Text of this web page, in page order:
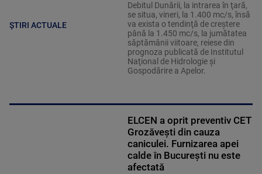
ȘTIRI ACTUALE
Debitul Dunării, la intrarea în ţară,
se situa, vineri, la 1.400 mc/s, însă
va exista o tendinţă de creştere
până la 1.450 mc/s, la jumătatea
săptămânii viitoare, reiese din
prognoza publicată de Institutul
Naţional de Hidrologie şi
Gospodărire a Apelor.
ELCEN a oprit preventiv CET
Grozăveşti din cauza
caniculei. Furnizarea apei
calde în Bucureşti nu este
afectată